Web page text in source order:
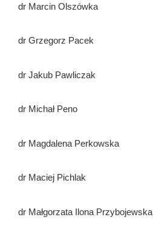
dr Marcin Olszówka
dr Grzegorz Pacek
dr Jakub Pawliczak
dr Michał Peno
dr Magdalena Perkowska
dr Maciej Pichlak
dr Małgorzata Ilona Przybojewska